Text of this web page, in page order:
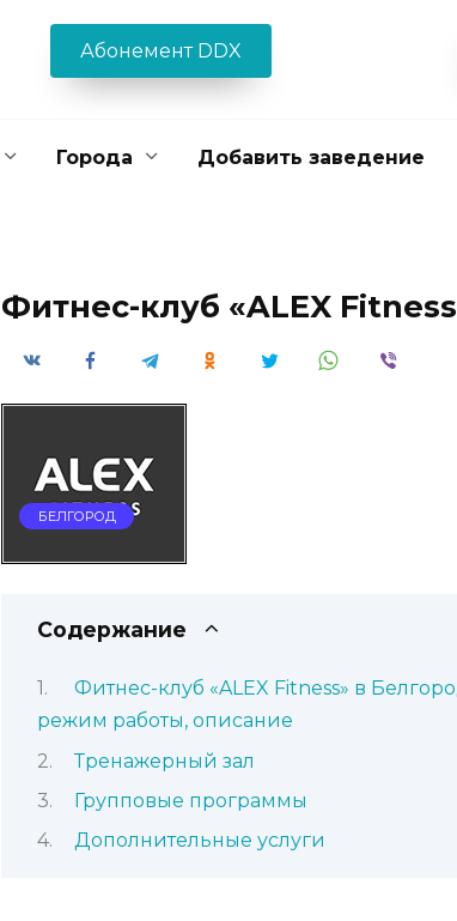
Абонемент DDX
Города Добавить заведение
Фитнес-клуб «ALEX
БЕЛГОРОД
Содержание
Фитнес-клуб «ALEX Fitness» в
режим работы, описание
Тренажерный зал
Групповые программы
Дополнительные услуги